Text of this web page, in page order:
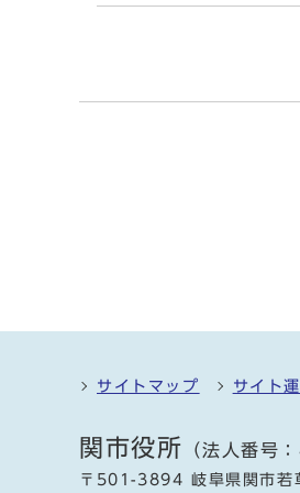
サイトマップ サイト
関市役所 （法人番
〒501-3894 岐阜県関市若